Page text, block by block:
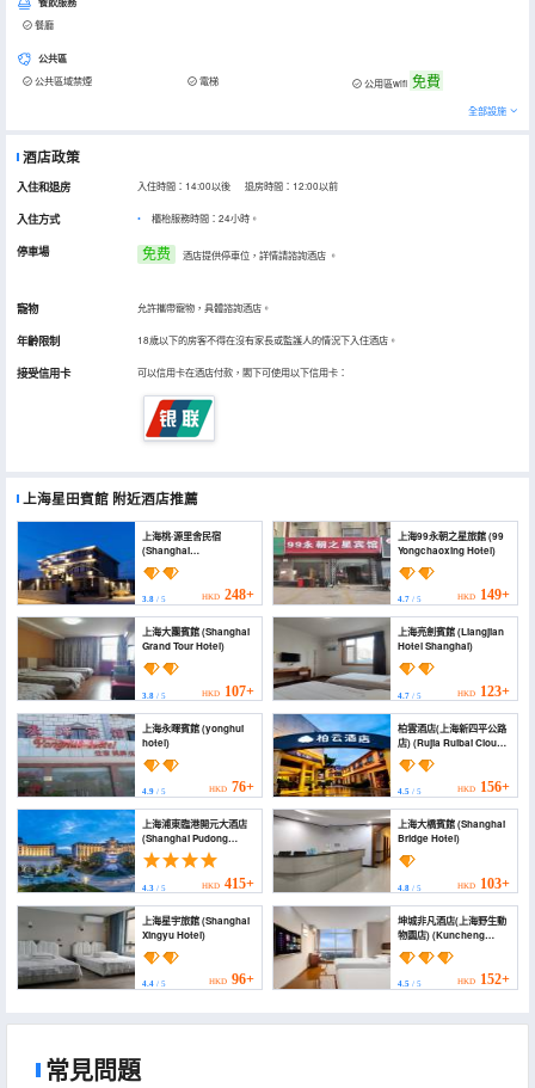
餐廳
公共區
公共區域禁煙 電梯 公用區wifi 免費
全部設施
酒店政策
入住和退房 入住時間：14:00以後 退房時間：12:00以前
入住方式 櫃枱服務時間：24小時。
停車場 免费 酒店提供停車位，詳情請諮詢酒店 。
寵物 允許攜帶寵物，具體諮詢酒店。
年齡限制 18歲以下的房客不得在沒有家長或監護人的情況下入住酒店。
接受信用卡 可以信用卡在酒店付款，閣下可使用以下信用卡：
上海星田賓館 附近酒店推薦
上海桃·源里舍民宿
(Shanghai
Taoyuanlishe
Homestay)
3.8 / 5 HKD 248+
上海99永朝之星旅館 (99
Yongchaoxing Hotel)
4.7/ 5 HKD 149+
上海大團賓館 (Shanghai
Grand Tour Hotel)
3.8 / 5 HKD 107+
上海亮劍賓館 (Liangjian
Hotel Shanghai)
4.7/ 5 HKD 123+
上海永暉賓館 (yonghui
hotel)
4.9 / 5 HKD 76+
柏雲酒店(上海新四平公路
店) (Rujia Ruibai Cloud
Hotel (Shanghai Nanlu
Road New Siping Road
Branch))
4.5/ 5 HKD 156+
上海浦東臨港開元大酒店
(Shanghai Pudong
Lingang Kaiyuan Hotel)
4.3 / 5 HKD 415+
上海大橋賓館 (Shanghai
Bridge Hotel)
4.8/ 5 HKD 103+
上海星宇旅館 (Shanghai
Xingyu Hotel)
4.4 / 5 HKD 96+
坤城非凡酒店(上海野生動
物園店) (Kuncheng
Extraordinary Hotel
(Shanghai Wild Animal
Park))
4.5/ 5 HKD 152+
常見問題